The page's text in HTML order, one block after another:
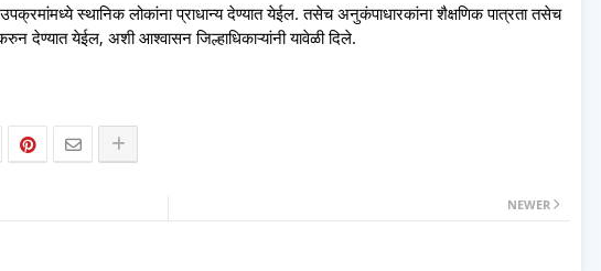
स्थानिक लोकांना प्राधान्य देण्यात येईल. तसेच अनुकंपाधारकांना शैक्षणिक पात्रता तसेच
देण्यात येईल, अशी आश्वासन जिल्हाधिकाऱ्यांनी यावेळी दिले.
NEWER